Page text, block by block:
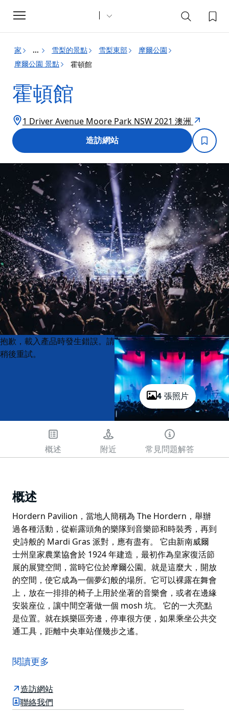
Toggle
navigation
家 ... 雪梨的景點 雪梨東部
摩爾公園
摩爾公園 景點
霍頓館
霍頓館
1 Driver Avenue Moore Park NSW 2021 澳洲
造訪網站
4 張照片
Product
List
Product
List
抱歉，載入產品時發生錯誤。請
稍後重試。
概述 附近 常見問題解答
概述
Hordern Pavilion，當地人簡稱為 The Hordern，舉辦
過各種活動，從嶄露頭角的樂隊到音樂節和時裝秀，再到
史詩般的 Mardi Gras 派對，應有盡有。 它由新南威爾
士州皇家農業協會於 1924 年建造，最初作為皇家復活節
展的展覽空間，當時它位於摩爾公園。就是這麼大，開放
的空間，使它成為一個夢幻般的場所。它可以裸露在舞會
上，放在一排排的椅子上用於坐著的音樂會，或者在邊緣
安裝座位，讓中間空著做一個 mosh 坑。 它的一大亮點
是位置。就在娛樂區旁邊，停車很方便，如果乘坐公共交
通工具，距離中央車站僅幾步之遙。
過各種活動，從嶄露頭角的樂隊到音樂節和時裝秀，再到
史詩般的 Mardi Gras 派對，應有盡有。
它由新南威爾士州皇家農業協會於 1924 年建造，最初作
為皇家復活節展的展覽空間，當時它位於摩爾公園。就是
這麼大，開放的空間，使它成為一個夢幻般的場所。它可
閱讀更多
造訪網站
聯絡我們